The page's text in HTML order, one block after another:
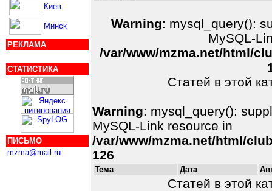
Киев
Минск
РЕКЛАМА
СТАТИСТИКА
ПИСЬМО
mzma@mail.ru
Warning: mysql_query():
MySQL-
/var/www/mzma.net/html/
Статей в этой
Warning: mysql_query():
MySQL-Link resource in
/var/www/mzma.net/html/
126
Тема Дата
Статей в этой